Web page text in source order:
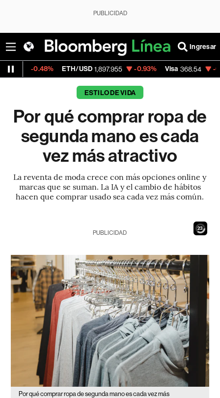
PUBLICIDAD
Ingresar
ETH/USD 1,897.955 -0.93% Visa 368.54 -0.28%
ESTILO DE VIDA
Por qué comprar ropa de
segunda mano es cada
vez más atractivo
La reventa de moda crece con más opciones online y
marcas que se suman. La IA y el cambio de hábitos
hacen que comprar usado sea cada vez más común.
21
PUBLICIDAD
Por qué comprar ropa de segunda mano es cada vez más